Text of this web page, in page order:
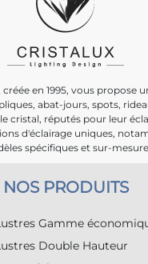
créée en 1995, vous propose
abat-jours, spots,
cristal, réputés pour leur
d'éclairage uniques,
spécifiques et sur-
NOS PRODUITS
Gamme
Double Hauteur